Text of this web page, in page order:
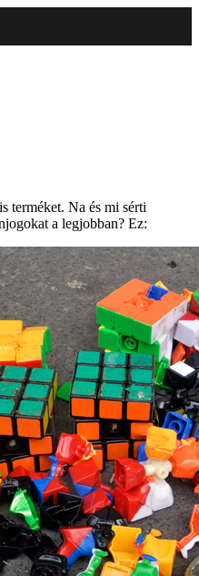
terméket. Na és mi sérti
a legjobban? Ez: